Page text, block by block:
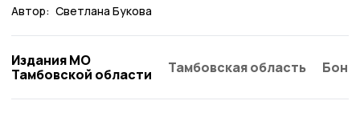
Автор: Светлана Букова
Издания МО
Тамбовской области
Тамбовская область